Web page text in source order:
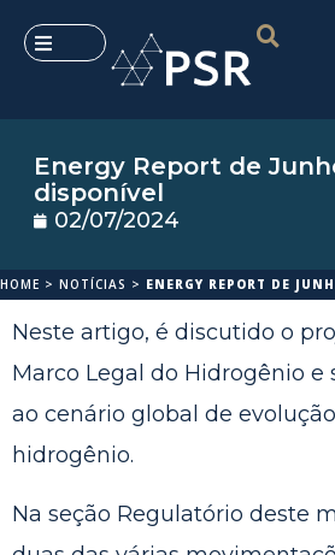
Energy Report de
disponível
02/07/2024
HOME > NOTÍCIAS > ENERGY REPORT DE
Neste artigo, é discutido o
Marco Legal do Hidrogênio e
ao cenário global de
hidrogênio.
Na seção Regulatório deste